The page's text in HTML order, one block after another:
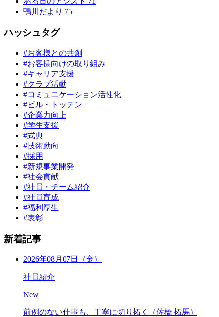
鴨川だより 75
ハッシュタグ
#お客様との共創
#お客様向けの取り組み
#キャリア支援
#クラブ活動
#コミュニケーション活性化
#ビル・トッテン
#企業力向上
#学生支援
#式典
#技術動向
#採用
#新規事業開発
#社会貢献
#社員・チーム紹介
#社員育成
#福利厚生
#表彰
新着記事
2026年08月07日（金）
社員紹介
New
前例のない仕事も、丁寧に切り拓く（佐橋 拓馬）